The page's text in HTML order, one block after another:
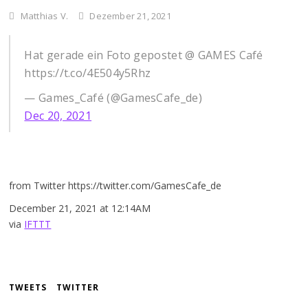
Matthias V. Dezember 21, 2021
Hat gerade ein Foto gepostet @ GAMES Café
https://t.co/4E504y5Rhz
— Games_Café (@GamesCafe_de)
Dec 20, 2021
from Twitter https://twitter.com/GamesCafe_de
December 21, 2021 at 12:14AM
via IFTTT
TWEETS TWITTER